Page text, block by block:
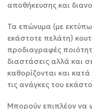
αποθήκευσης και
Τα επώνυμα (με
εκάστοτε πελάτη)
προδιαγραφές
διαστάσεις αλλά και
καθορίζονται και
τις ανάγκες του
Μπορούν επιπλέον να